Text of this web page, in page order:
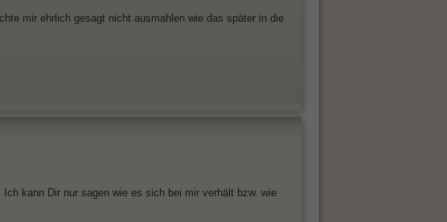
mir ehrlich gesagt nicht ausmahlen wie das später in die
kann Dir nur sagen wie es sich bei mir verhält bzw. wie